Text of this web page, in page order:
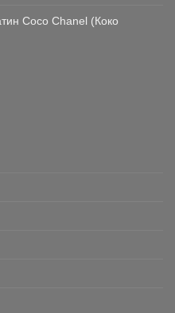
Coco Chanel (Коко